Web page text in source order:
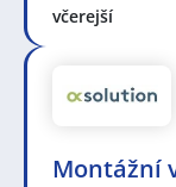
včerejší
Montážní